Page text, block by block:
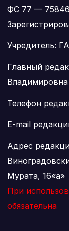
ФС 77 — 75846
Учредитель:
Главный
Владимировна
Телефон
E-mail
Адрес
Мурата, 16«а»
При
обязательна